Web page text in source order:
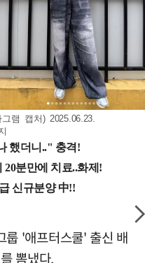
램 캡처) 2025.06.23.
룹 '애프터스쿨' 출신 배
뽐냈다.